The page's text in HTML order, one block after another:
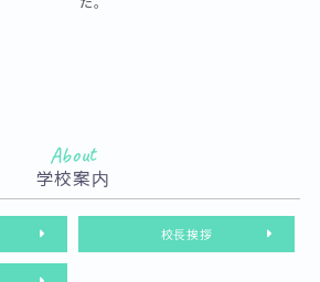
About
学校案内
校長挨拶